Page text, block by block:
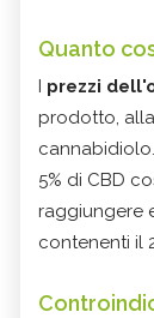
Quanto
I prezzi
prodotto,
5% di CBD
raggiungere
contenenti il